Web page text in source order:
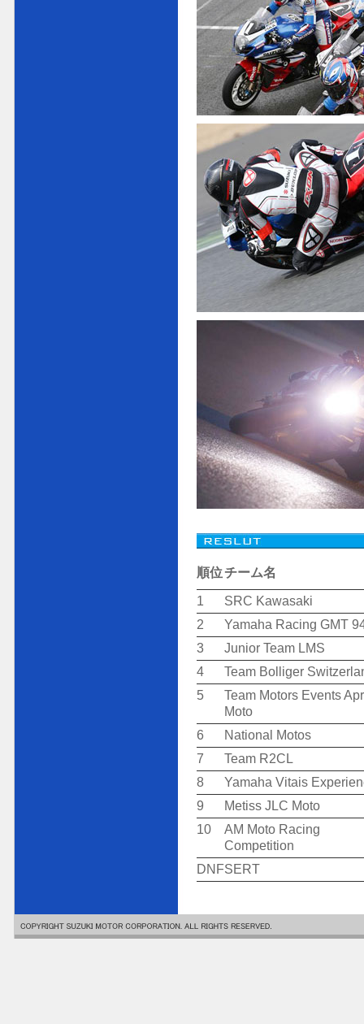
順位チーム名
1
SRC Kawasaki
2
Yamaha Racing GMT
3
Junior Team LMS
4
Team Bolliger
5
Team Motors Events
Moto
6
National Motos
7
Team R2CL
8
Yamaha Vitais
9
Metiss JLC Moto
10
AM Moto Racing
Competition
DNFSERT